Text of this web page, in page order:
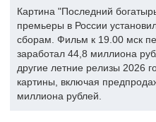
Картина "Последний
премьеры в России
сборам. Фильм к 19.00 мск
заработал 44,8 миллиона
другие летние релизы 2026
картины, включая
миллиона рублей.